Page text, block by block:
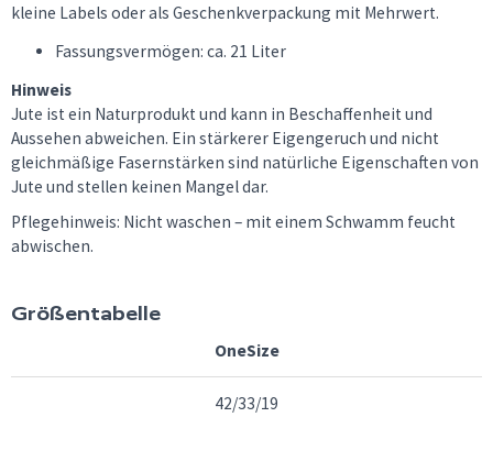
kleine Labels oder als Geschenkverpackung mit Mehrwert.
Fassungsvermögen: ca. 21 Liter
Hinweis
Jute ist ein Naturprodukt und kann in Beschaffenheit und
Aussehen abweichen. Ein stärkerer Eigengeruch und nicht
gleichmäßige Fasernstärken sind natürliche Eigenschaften von
Jute und stellen keinen Mangel dar.
Pflegehinweis: Nicht waschen – mit einem Schwamm feucht
abwischen.
Größentabelle
OneSize
42/33/19